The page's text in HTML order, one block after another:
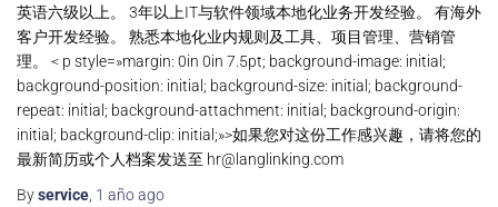
英语六级以上。 3年以上IT与软件领域本地化业务开发经验。 有海外
客户开发经验。 熟悉本地化业内规则及工具、项目管理、营销管
理。 < p style=»margin: 0in 0in 7.5pt; background-image: initial;
background-position: initial; background-size: initial; background-
repeat: initial; background-attachment: initial; background-origin:
initial; background-clip: initial;»>如果您对这份工作感兴趣，请将您的
最新简历或个人档案发送至 hr@langlinking.com
Byservice 1 añoago